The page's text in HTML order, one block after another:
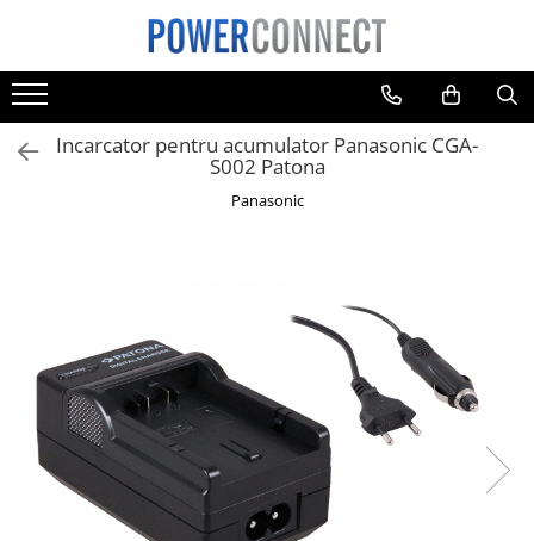
Toate Produsele
Sisteme filtrare apa
Sisteme filtrare apa
Telefoane mobile
Aspiratoare
Diverse
Adaptoare
Boxe portabile
Incarcator pentru acumulator Panasonic CGA-
S002 Patona
Panasonic